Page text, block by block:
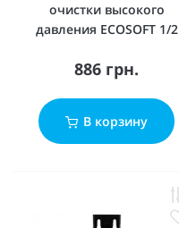
очистки высокого
давления ECOSOFT 1/2
886 грн.
В корзину